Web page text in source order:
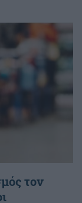
τον